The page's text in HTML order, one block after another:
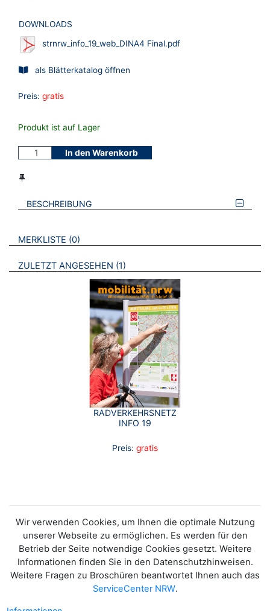
DOWNLOADS
strnrw_info_19_web_DINA4 Final.pdf
als Blätterkatalog öffnen
Preis: gratis
Produkt ist auf Lager
In den Warenkorb
BESCHREIBUNG
VERWEISE AUF VERMERKTE- ODER ZULETZT ANGESEHENE
MERKLISTE 0 BROSCHÜREN
ZULETZT ANGESEHEN 1 BROSCHÜREN
RADVERKEHRSNETZ
INFO 19
Preis: gratis
Wir verwenden Cookies, um Ihnen die optimale Nutzung
unserer Webseite zu ermöglichen. Es werden für den
Betrieb der Seite notwendige Cookies gesetzt. Weitere
Informationen finden Sie in den Datenschutzhinweisen.
Weitere Fragen zu Broschüren beantwortet Ihnen auch das
ServiceCenter NRW.